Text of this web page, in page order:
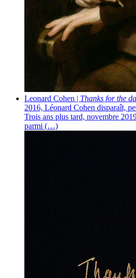
Leonard Cohen | Thanks for the
2016, Léonard Cohen disparaît,
Trois ans plus tard, novembre
parmi (…)